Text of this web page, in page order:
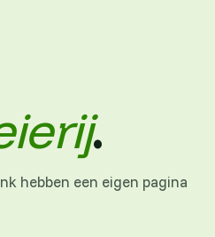
.
hebben een eigen pagina